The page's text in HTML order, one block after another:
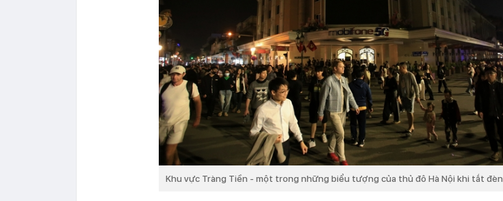
Khu vực Tràng Tiền - một trong những biểu tượng của thủ đô Hà Nội khi tắt đèn